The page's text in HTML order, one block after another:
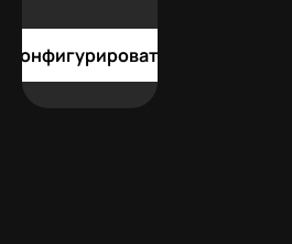
Конфигурировать